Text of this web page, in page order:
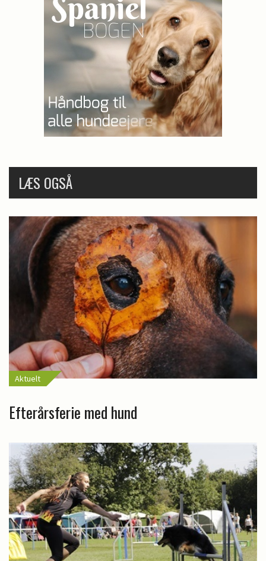
LÆS OGSÅ
Aktuelt
Efterårsferie med hund